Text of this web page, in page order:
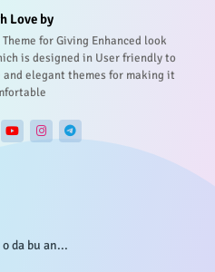
Love by
for Giving Enhanced look
is designed in User friendly to
and elegant themes for making it
da bu an...